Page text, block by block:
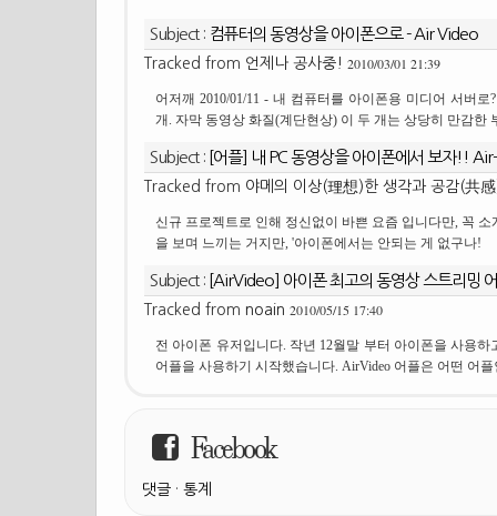
Subject : 컴퓨터의 동영상을 아이폰으로 - Air Video
Tracked from 언제나 공사중! 2010/03/01 21:39
어저깨 2010/01/11 - 내 컴퓨터를 아이폰용 미디어 서버
개. 자막 동영상 화질(계단현상) 이 두 개는 상당히 만감한
Subject : [어플] 내 PC 동영상을 아이폰에서 보자!!
Tracked from 야메의 이상(理想)한 생각과 공감(共
신규 프로젝트로 인해 정신없이 바쁜 요즘 입니다만, 꼭
을 보며 느끼는 거지만, '아이폰에서는 안되는 게 없구나!
Subject : [AirVideo] 아이폰 최고의 동영상 스트리밍
Tracked from noain 2010/05/15 17:40
전 아이폰 유저입니다. 작년 12월말 부터 아이폰을 사용
어플을 사용하기 시작했습니다. AirVideo 어플은 어떤 어플
Facebook
댓글 · 통계